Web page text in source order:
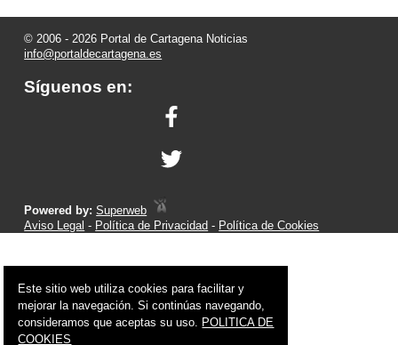
© 2006 - 2026 Portal de Cartagena Noticias
info@portaldecartagena.es
Síguenos en:
Powered by:Superweb
Aviso Legal - Política de Privacidad - Política de Cookies
Este sitio web utiliza cookies para facilitar y
mejorar la navegación. Si continúas navegando,
consideramos que aceptas su uso. POLITICA DE
COOKIES